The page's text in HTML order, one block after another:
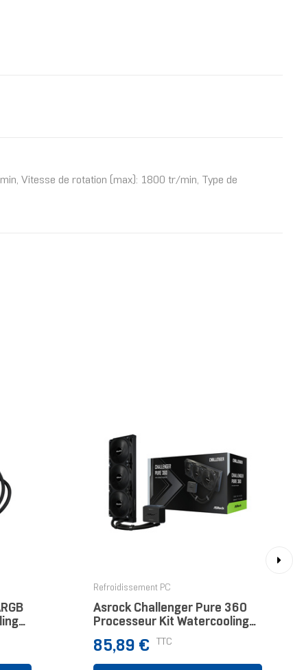
Vitesse de rotation (max): 1800 tr/min, Type de
Refroidissement PC
Asrock Challenger Pure 360
Processeur Kit Watercooling
Prix
85,89 € TTC